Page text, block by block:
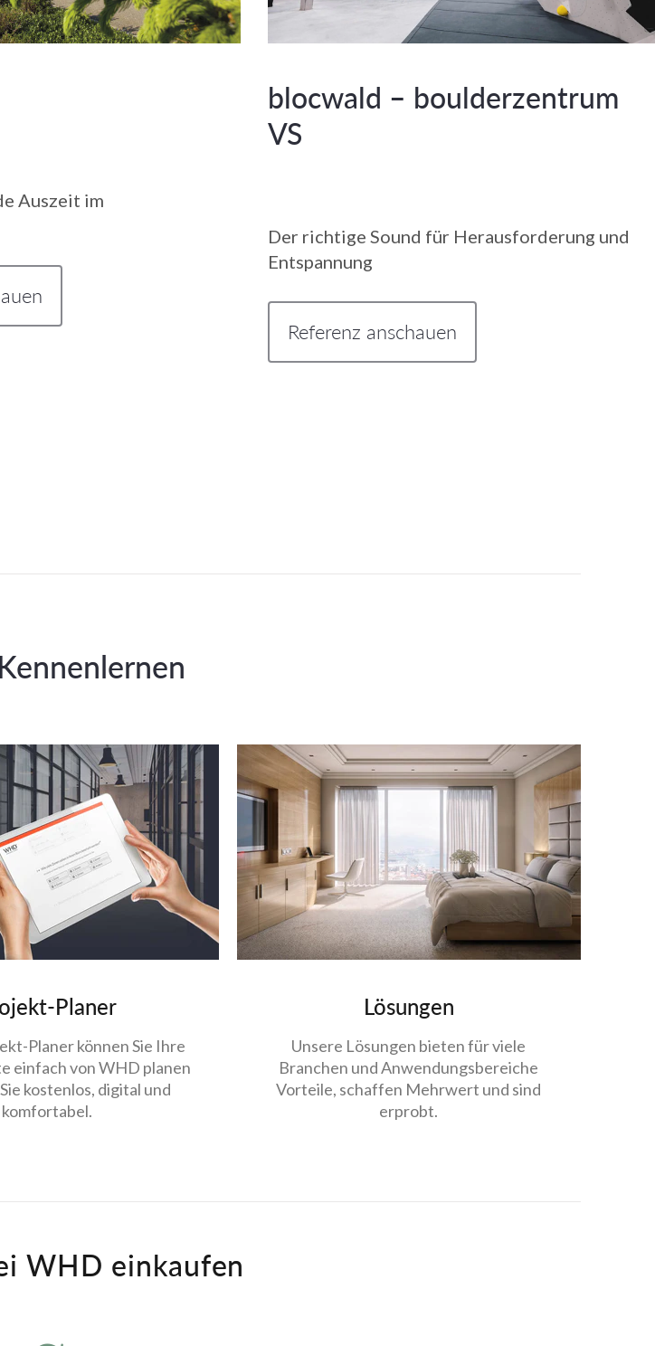
Auszeit im
blocwald – boulderzentrum
VS
Der richtige Sound für Herausforderung und
Entspannung
Referenz anschauen
Planer
Planer können Sie Ihre
einfach von WHD planen
kostenlos, digital und
komfortabel.
Lösungen
Unsere Lösungen bieten für viele
Branchen und Anwendungsbereiche
Vorteile, schaffen Mehrwert und sind
erprobt.
WHD einkaufen